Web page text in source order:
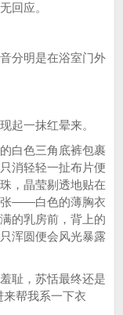
回应。
分明是在浴室门外
一抹红晕来。
色三角底裤包裹
消轻轻一扯布片便
，晶莹剔透地贴在
张——白色的薄胸衣
的乳房前，背上的
浑圆便会风光暴露
耻，苏恬最终还是
帮我系一下衣